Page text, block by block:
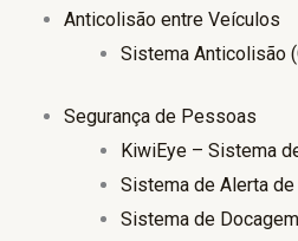
Anticolisão entre Veículos
Sistema Anticolisão
Segurança de Pessoas
KiwiEye – Sistema
Sistema de Alerta
Sistema de